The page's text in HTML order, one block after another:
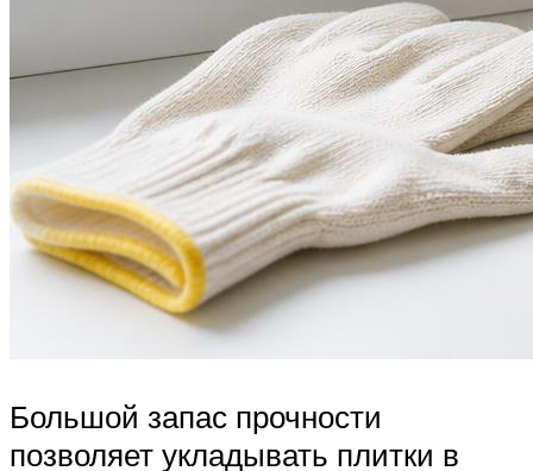
Большой запас прочности
позволяет укладывать плитки в